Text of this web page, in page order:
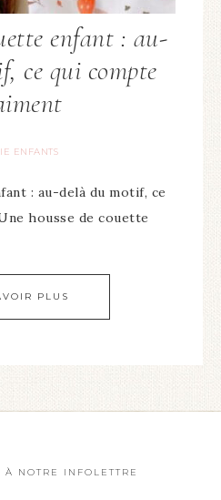
enfant : au-
ce qui compte
ENFANTS
: au-delà du motif, ce
housse de couette
PLUS
NOTRE INFOLETTRE